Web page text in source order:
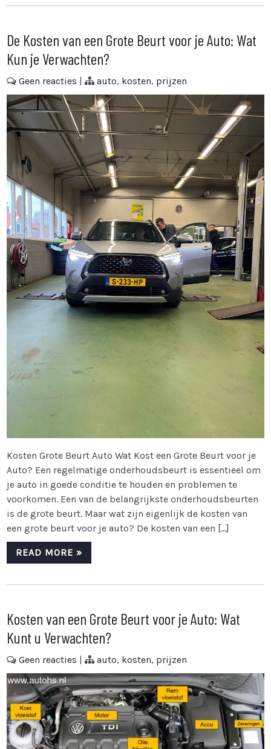
De Kosten van een Grote Beurt voor je Auto: Wat
Kun je Verwachten?
Geen reacties | auto, kosten, prijzen
Kosten Grote Beurt Auto Wat Kost een Grote Beurt voor je
Auto? Een regelmatige onderhoudsbeurt is essentieel om
je auto in goede conditie te houden en problemen te
voorkomen. Een van de belangrijkste onderhoudsbeurten
is de grote beurt. Maar wat zijn eigenlijk de kosten van
een grote beurt voor je auto? De kosten van een […]
READ MORE »
Kosten van een Grote Beurt voor je Auto: Wat
Kunt u Verwachten?
Geen reacties | auto, kosten, prijzen